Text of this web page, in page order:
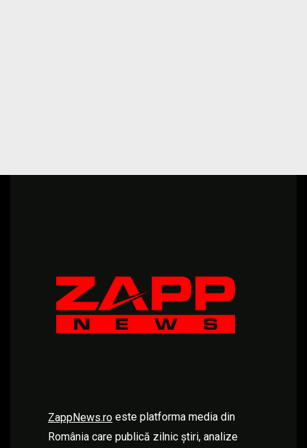
ZappNews.ro este platforma media din
România care publică zilnic știri, analize